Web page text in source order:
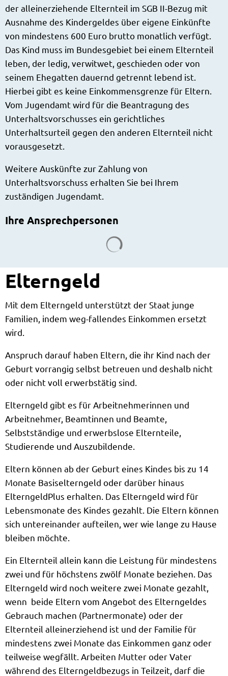
der alleinerziehende Elternteil im SGB II-Bezug mit
Ausnahme des Kindergeldes über eigene Einkünfte
von mindestens 600 Euro brutto monatlich verfügt.
Das Kind muss im Bundesgebiet bei einem Elternteil
leben, der ledig, verwitwet, geschieden oder von
seinem Ehegatten dauernd getrennt lebend ist.
Hierbei gibt es keine Einkommensgrenze für Eltern.
Vom Jugendamt wird für die Beantragung des
Unterhaltsvorschusses ein gerichtliches
Unterhaltsurteil gegen den anderen Elternteil nicht
vorausgesetzt.
Weitere Auskünfte zur Zahlung von
Unterhaltsvorschuss erhalten Sie bei Ihrem
zuständigen Jugendamt.
Ihre Ansprechpersonen
Elterngeld
Mit dem Elterngeld unterstützt der Staat junge
Familien, indem weg-fallendes Einkommen ersetzt
wird.
Anspruch darauf haben Eltern, die ihr Kind nach der
Geburt vorrangig selbst betreuen und deshalb nicht
oder nicht voll erwerbstätig sind.
Elterngeld gibt es für Arbeitnehmerinnen und
Arbeitnehmer, Beamtinnen und Beamte,
Selbstständige und erwerbslose Elternteile,
Studierende und Auszubildende.
Eltern können ab der Geburt eines Kindes bis zu 14
Monate Basiselterngeld oder darüber hinaus
ElterngeldPlus erhalten. Das Elterngeld wird für
Lebensmonate des Kindes gezahlt. Die Eltern können
sich untereinander aufteilen, wer wie lange zu Hause
bleiben möchte.
Ein Elternteil allein kann die Leistung für mindestens
zwei und für höchstens zwölf Monate beziehen. Das
Elterngeld wird noch weitere zwei Monate gezahlt,
wenn beide Eltern vom Angebot des Elterngeldes
Gebrauch machen (Partnermonate) oder der
Elternteil alleinerziehend ist und der Familie für
mindestens zwei Monate das Einkommen ganz oder
teilweise wegfällt. Arbeiten Mutter oder Vater
während des Elterngeldbezugs in Teilzeit, darf die